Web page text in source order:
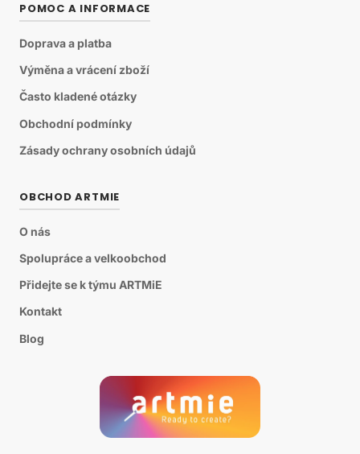
POMOC A INFORMACE
Doprava a platba
Výměna a vrácení zboží
Často kladené otázky
Obchodní podmínky
Zásady ochrany osobních údajů
OBCHOD ARTMIE
O nás
Spolupráce a velkoobchod
Přidejte se k týmu ARTMiE
Kontakt
Blog